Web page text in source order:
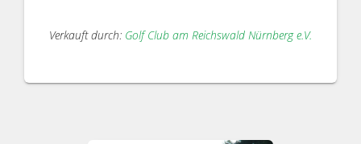
Verkauft durch: Golf Club am Reichswald Nürnberg e.V.